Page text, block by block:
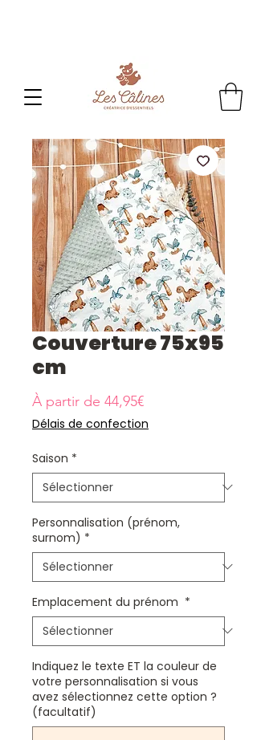
Couverture 75x95
cm
À partir de 44,95€Prix
promotionnel
Délais de confection
Saison *
Personnalisation (prénom,
surnom) *
Emplacement du prénom *
Indiquez le texte ET la couleur de
votre personnalisation si vous
avez sélectionnez cette option ?
(facultatif)